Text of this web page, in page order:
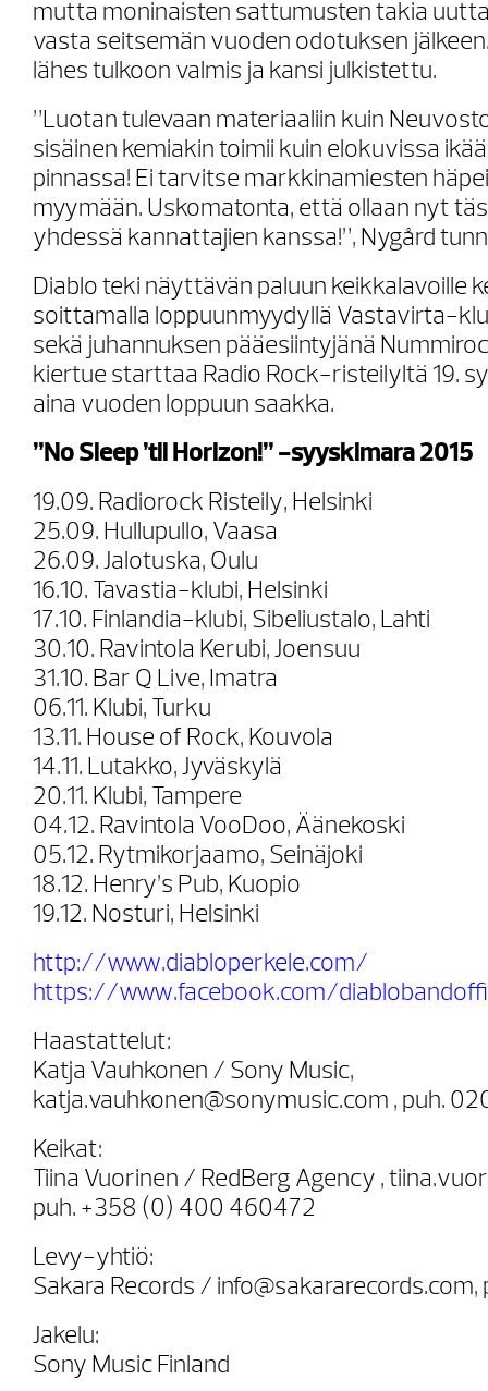
mutta moninaisten sattumusten takia
vasta seitsemän vuoden odotuksen
lähes tulkoon valmis ja kansi julkistettu.
”Luotan tulevaan materiaaliin kuin
sisäinen kemiakin toimii kuin elokuvissa
pinnassa! Ei tarvitse markkinamiesten
myymään. Uskomatonta, että ollaan nyt
yhdessä kannattajien kanssa!”, Nygård
Diablo teki näyttävän paluun keikkalavoille
soittamalla loppuunmyydyllä Vastavirta-
sekä juhannuksen pääesiintyjänä
kiertue starttaa Radio Rock-risteilyltä 19.
aina vuoden loppuun saakka.
”No Sleep ’til Horizon!” -syyskimara 2015
19.09. Radiorock Risteily, Helsinki
25.09. Hullupullo, Vaasa
26.09. Jalotuska, Oulu
16.10. Tavastia-klubi, Helsinki
17.10. Finlandia-klubi, Sibeliustalo, Lahti
30.10. Ravintola Kerubi, Joensuu
31.10. Bar Q Live, Imatra
06.11. Klubi, Turku
13.11. House of Rock, Kouvola
14.11. Lutakko, Jyväskylä
20.11. Klubi, Tampere
04.12. Ravintola VooDoo, Äänekoski
05.12. Rytmikorjaamo, Seinäjoki
18.12. Henry’s Pub, Kuopio
19.12. Nosturi, Helsinki
http://www.diabloperkele.com/
https://www.facebook.com/
Haastattelut:
Katja Vauhkonen / Sony Music,
katja.vauhkonen@sonymusic.com , puh.
Keikat:
Tiina Vuorinen / RedBerg Agency ,
puh. +358 (0) 400 460472
Levy-yhtiö:
Sakara Records /
Jakelu:
Sony Music Finland